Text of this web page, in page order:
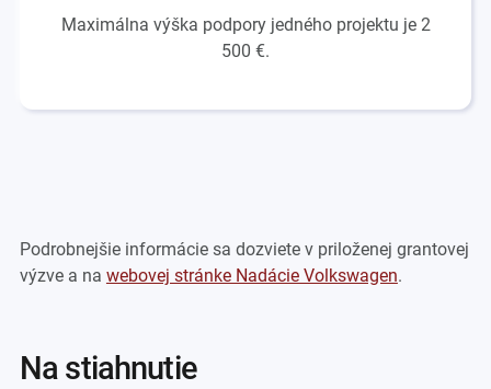
Maximálna výška podpory jedného projektu je 2
500 €.
Podrobnejšie informácie sa dozviete v priloženej grantovej
výzve a na webovej stránke Nadácie Volkswagen.
na stiahnutie